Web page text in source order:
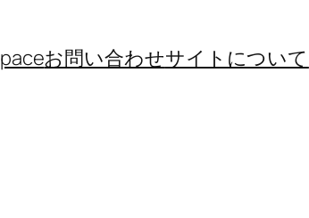
お問い合わせサイトについて